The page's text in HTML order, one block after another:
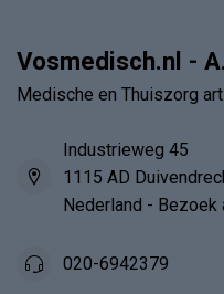
Vosmedisch.nl -
Medische en Thuiszorg
Industrieweg 45
1115 AD
Nederland -
020-6942379